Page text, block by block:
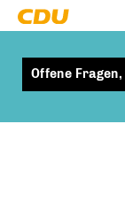
Offene